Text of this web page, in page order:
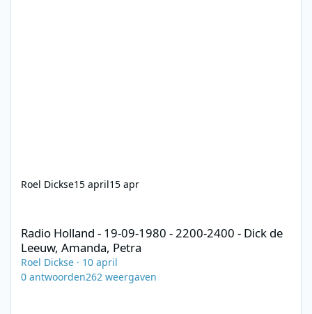
Roel Dickse15 april15 apr
Radio Holland - 19-09-1980 - 2200-2400 - Dick de
Leeuw, Amanda, Petra
Roel Dickse · 10 april
0 antwoorden262 weergaven